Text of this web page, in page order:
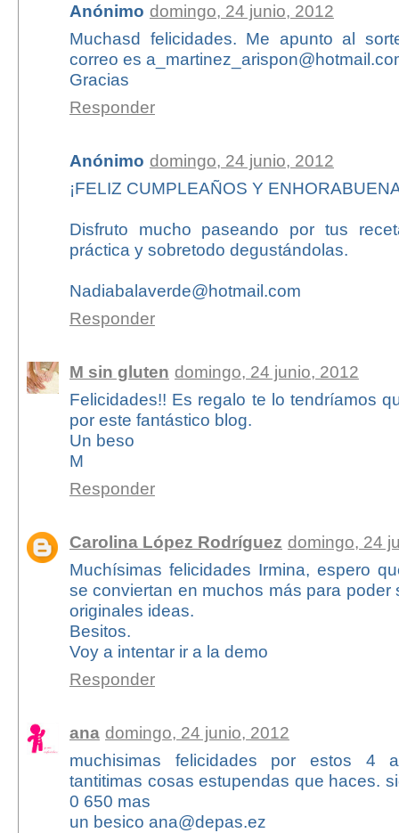
Anónimo domingo, 24 junio, 2012
Muchasd felicidades. Me apunto al
correo es
Gracias
Responder
Anónimo domingo, 24 junio, 2012
¡FELIZ CUMPLEAÑOS Y
Disfruto mucho paseando por tus
práctica y sobretodo degustándolas.
Nadiabalaverde@hotmail.com
Responder
M sin gluten domingo, 24 junio, 2012
Felicidades!! Es regalo te lo tendríamos
por este fantástico blog.
Un beso
M
Responder
Carolina López Rodríguez domingo, 24
Muchísimas felicidades Irmina, espero
se conviertan en muchos más para poder
originales ideas.
Besitos.
Voy a intentar ir a la demo
Responder
ana domingo, 24 junio, 2012
muchisimas felicidades por estos 4
tantitimas cosas estupendas que haces.
0 650 mas
un besico ana@depas.ez